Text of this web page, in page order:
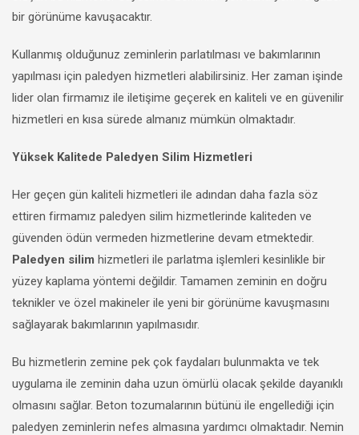
bir görünüme kavuşacaktır.
Kullanmış olduğunuz zeminlerin parlatılması ve bakımlarının
yapılması için paledyen hizmetleri alabilirsiniz. Her zaman işinde
lider olan firmamız ile iletişime geçerek en kaliteli ve en güvenilir
hizmetleri en kısa sürede almanız mümkün olmaktadır.
Yüksek Kalitede Paledyen Silim Hizmetleri
Her geçen gün kaliteli hizmetleri ile adından daha fazla söz
ettiren firmamız paledyen silim hizmetlerinde kaliteden ve
güvenden ödün vermeden hizmetlerine devam etmektedir.
Paledyen silim hizmetleri ile parlatma işlemleri kesinlikle bir
yüzey kaplama yöntemi değildir. Tamamen zeminin en doğru
teknikler ve özel makineler ile yeni bir görünüme kavuşmasını
sağlayarak bakımlarının yapılmasıdır.
Bu hizmetlerin zemine pek çok faydaları bulunmakta ve tek
uygulama ile zeminin daha uzun ömürlü olacak şekilde dayanıklı
olmasını sağlar. Beton tozumalarının bütünü ile engellediği için
paledyen zeminlerin nefes almasına yardımcı olmaktadır. Nemin